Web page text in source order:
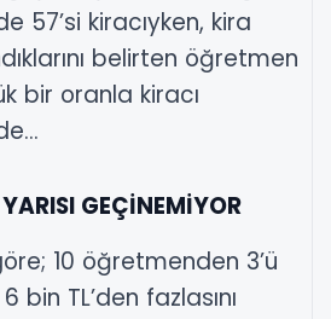
57’si kiracıyken, kira
belirten öğretmen
bir oranla kiracı
GEÇİNEMİYOR
10 öğretmenden 3’ü
bin TL’den fazlasını